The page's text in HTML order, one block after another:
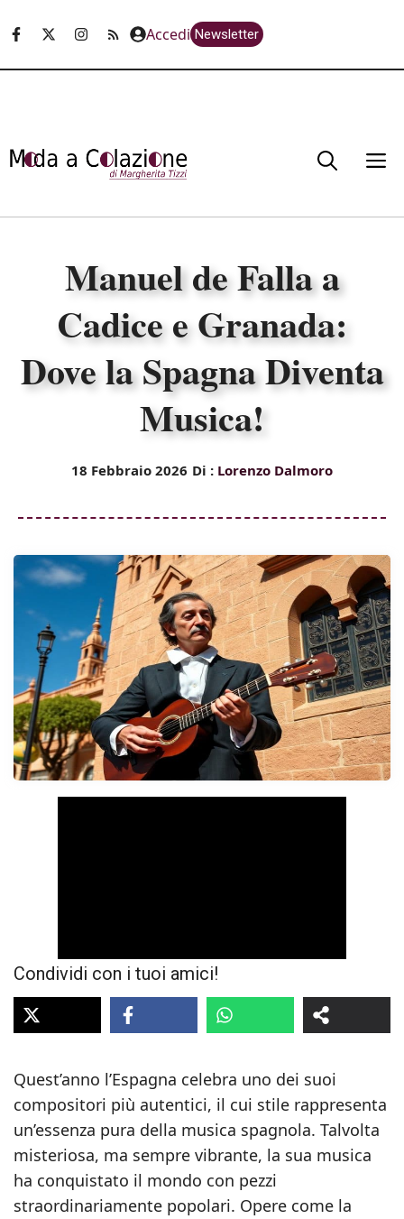
Accedi Newsletter
Manuel de Falla a
Cadice e Granada:
Dove la Spagna Diventa
Musica!
18 Febbraio 2026 Di : Lorenzo Dalmoro
Condividi con i tuoi amici!
Quest’anno l’Espagna celebra uno dei suoi
compositori più autentici, il cui stile rappresenta
un’essenza pura della musica spagnola. Talvolta
misteriosa, ma sempre vibrante, la sua musica
ha conquistato il mondo con pezzi
straordinariamente popolari. Opere come la